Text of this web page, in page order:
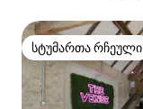
სტუმართა რჩეული
სტუმართა რჩეული